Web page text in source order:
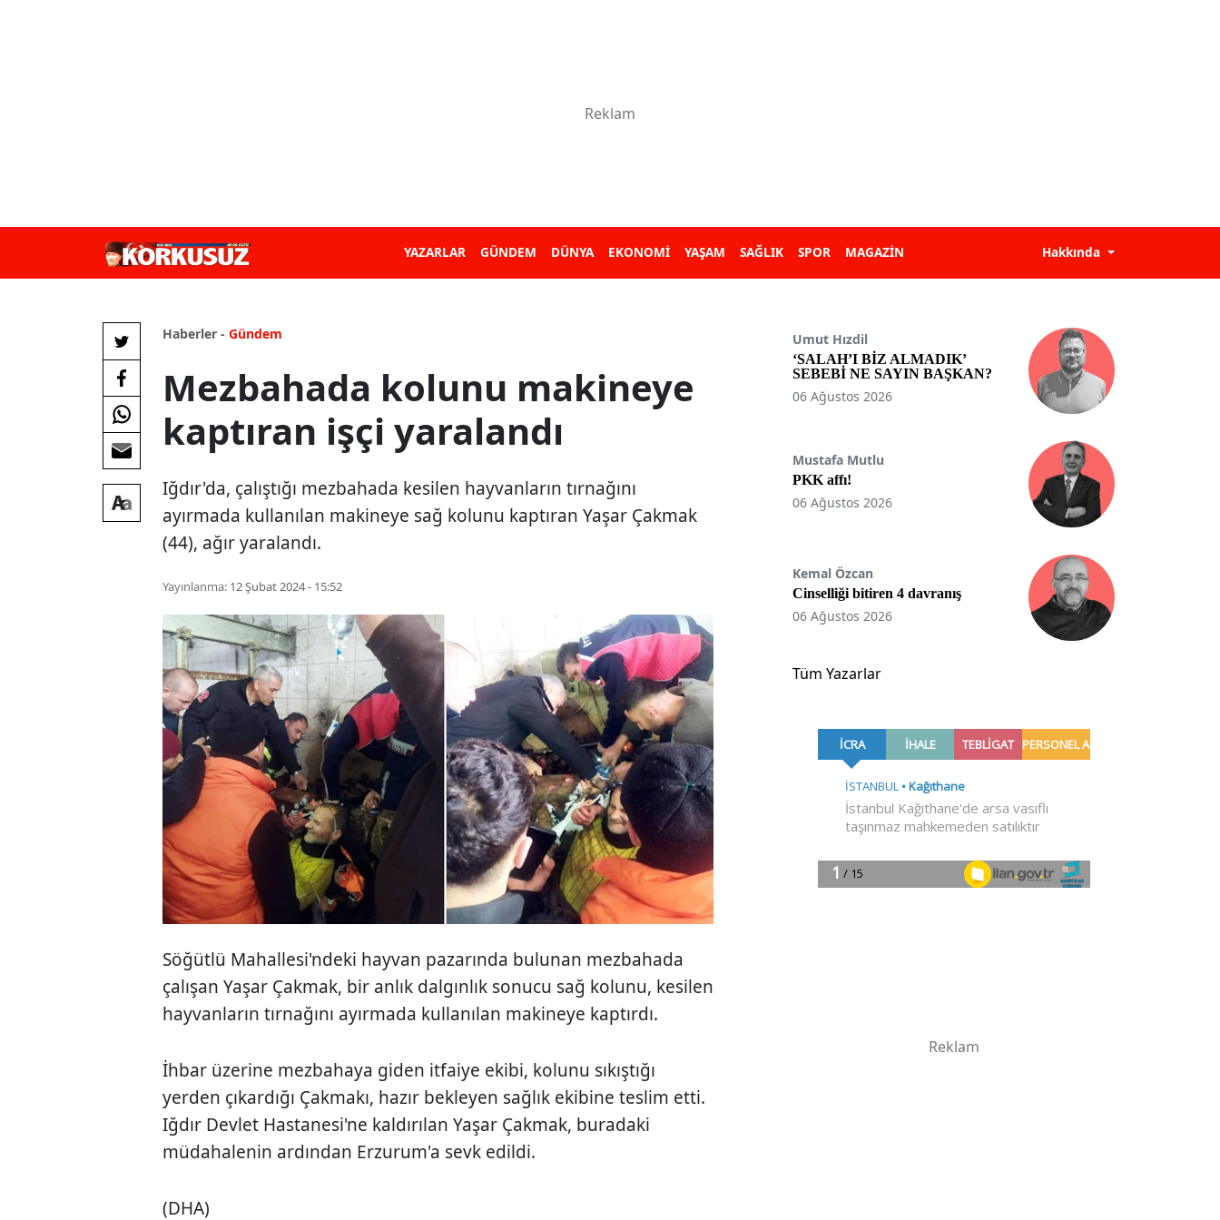
YAZARLAR GÜNDEM DÜNYA EKONOMİ YAŞAM SAĞLIK SPOR MAGAZİN Hakkında
Haberler - Gündem
Mezbahada kolunu makineye
kaptıran işçi yaralandı
Iğdır'da, çalıştığı mezbahada kesilen hayvanların tırnağını
ayırmada kullanılan makineye sağ kolunu kaptıran Yaşar Çakmak
(44), ağır yaralandı.
Yayınlanma: 12 Şubat 2024 - 15:52
Söğütlü Mahallesi'ndeki hayvan pazarında bulunan mezbahada
çalışan Yaşar Çakmak, bir anlık dalgınlık sonucu sağ kolunu, kesilen
hayvanların tırnağını ayırmada kullanılan makineye kaptırdı.
İhbar üzerine mezbahaya giden itfaiye ekibi, kolunu sıkıştığı
yerden çıkardığı Çakmakı, hazır bekleyen sağlık ekibine teslim etti.
Iğdır Devlet Hastanesi'ne kaldırılan Yaşar Çakmak, buradaki
müdahalenin ardından Erzurum'a sevk edildi.
(DHA)
Umut Hızdil
‘SALAH’I BİZ ALMADIK’
SEBEBİ NE SAYIN BAŞKAN?
06 Ağustos 2026
Mustafa Mutlu
PKK affı!
06 Ağustos 2026
Kemal Özcan
Cinselliği bitiren 4 davranış
06 Ağustos 2026
Tüm Yazarlar